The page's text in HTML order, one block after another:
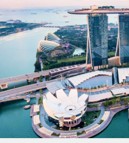
Zzp'ers internationaal
PEO
Ingewikkelde HR-taken
INFRASTRUCTUUR
Remote Embedded
HR naadloos in workflows
Platform
Ingebouwde essentiële HR-
GROEIFASE
Start-ups
Flexibele global HR en payroll
bedrijven
Mid-market
Teams uitbreiden met HR
Enterprise
Global HR voor grote bedrijven
Betalingscalculator voor
Ontdek valuta-opties en
internationale zzp'ers
LEREN MET REMOTE
Onderzoek en gidsen
Casestudy's
HR-woordenlijst
Checklists en templates
Nederlands
Français
Deutsch
Español
Italiano
Português (Portugal)
Inloggen